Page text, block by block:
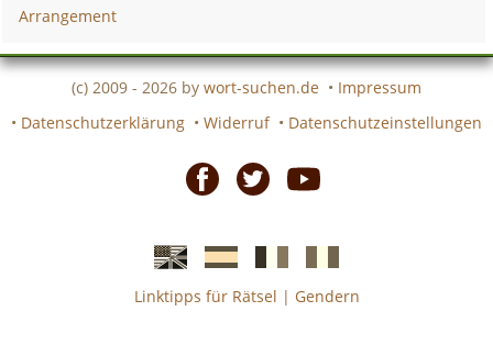
Arrangement
(c) 2009 - 2026 by wort-suchen.de • Impressum
• Datenschutzerklärung • Widerruf • Datenschutzeinstellungen
EnglischeSpanischefranzösicheitalienische
Linktipps für Rätsel | Gendern